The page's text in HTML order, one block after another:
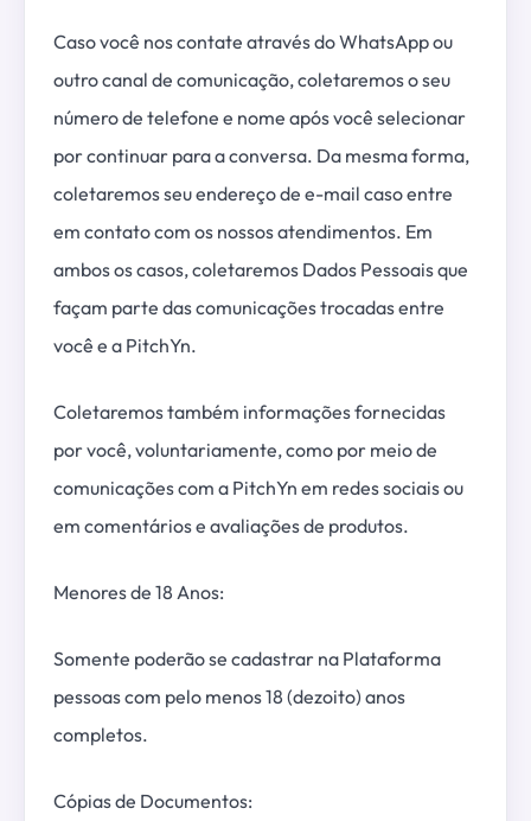
Caso você nos contate através do WhatsApp ou
outro canal de comunicação, coletaremos o seu
número de telefone e nome após você selecionar
por continuar para a conversa. Da mesma forma,
coletaremos seu endereço de e-mail caso entre
em contato com os nossos atendimentos. Em
ambos os casos, coletaremos Dados Pessoais que
façam parte das comunicações trocadas entre
você e a PitchYn.
Coletaremos também informações fornecidas
por você, voluntariamente, como por meio de
comunicações com a PitchYn em redes sociais ou
em comentários e avaliações de produtos.
Menores de 18 Anos:
Somente poderão se cadastrar na Plataforma
pessoas com pelo menos 18 (dezoito) anos
completos.
Cópias de Documentos: